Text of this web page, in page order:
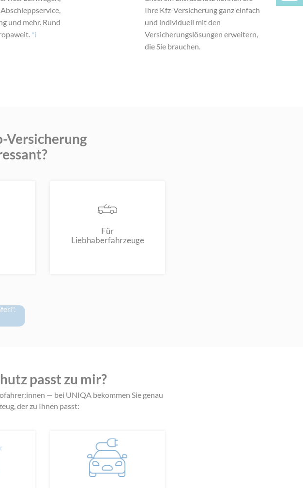
und mehr. Rund
*i
Ihre Kfz-Versicherung ganz einfach
und individuell mit den
Versicherungslösungen erweitern,
die Sie brauchen.
Versicherung
Für
Liebhaberfahrzeuge
passt zu mir?
— bei UNIQA bekommen Sie genau
der zu Ihnen passt: